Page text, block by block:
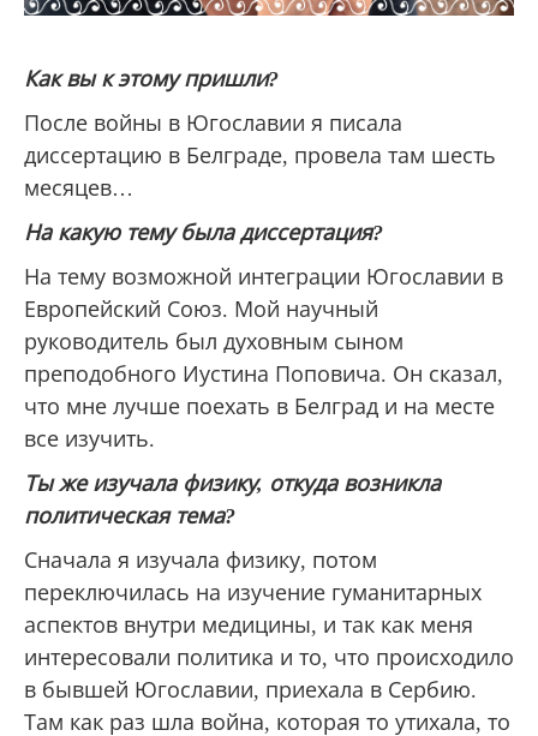
Как вы к этому пришли?
После войны в Югославии я писала
диссертацию в Белграде, провела там шесть
месяцев…
На какую тему была диссертация?
На тему возможной интеграции Югославии в
Европейский Союз. Мой научный
руководитель был духовным сыном
преподобного Иустина Поповича. Он сказал,
что мне лучше поехать в Белград и на месте
все изучить.
Ты же изучала физику, откуда возникла
политическая тема?
Сначала я изучала физику, потом
переключилась на изучение гуманитарных
аспектов внутри медицины, и так как меня
интересовали политика и то, что происходило
в бывшей Югославии, приехала в Сербию.
Там как раз шла война, которая то утихала, то